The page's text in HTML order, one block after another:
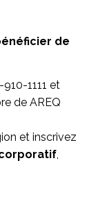
de
1111 et
de AREQ
et inscrivez
,